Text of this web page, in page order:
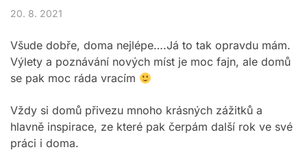
20. 8. 2021
Všude dobře, doma nejlépe….Já to tak opravdu mám.
Výlety a poznávání nových míst je moc fajn, ale domů
se pak moc ráda vracím
Vždy si domů přivezu mnoho krásných zážitků a
hlavně inspirace, ze které pak čerpám další rok ve své
práci i doma.